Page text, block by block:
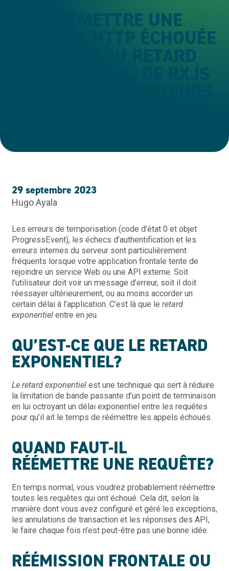
RÉÉMETTRE UNE
REQUÊTE HTTP ÉCHOUÉE
À L’AIDE DU RETARD
29 septembre 2023
Hugo Ayala
Les erreurs de temporisation (code d’état 0 et objet
ProgressEvent), les échecs d’authentification et les
erreurs internes du serveur sont particulièrement
fréquents lorsque votre application frontale tente de
rejoindre un service Web ou une API externe. Soit
l’utilisateur doit voir un message d’erreur, soit il doit
réessayer ultérieurement, ou au moins accorder un
certain délai à l’application. C’est là que le retard
exponentielentre en jeu.
QU’EST-CE QUE LE RETARD
EXPONENTIEL?
Le retard exponentielest une technique qui sert à réduire
la limitation de bande passante d’un point de terminaison
en lui octroyant un délai exponentiel entre les requêtes
pour qu’il ait le temps de réémettre les appels échoués.
QUAND FAUT-IL
RÉÉMETTRE UNE REQUÊTE?
En temps normal, vous voudrez probablement réémettre
toutes les requêtes qui ont échoué. Cela dit, selon la
manière dont vous avez configuré et géré les exceptions,
les annulations de transaction et les réponses des API,
le faire chaque fois n’est peut-être pas une bonne idée.
RÉÉMISSION FRONTALE OU